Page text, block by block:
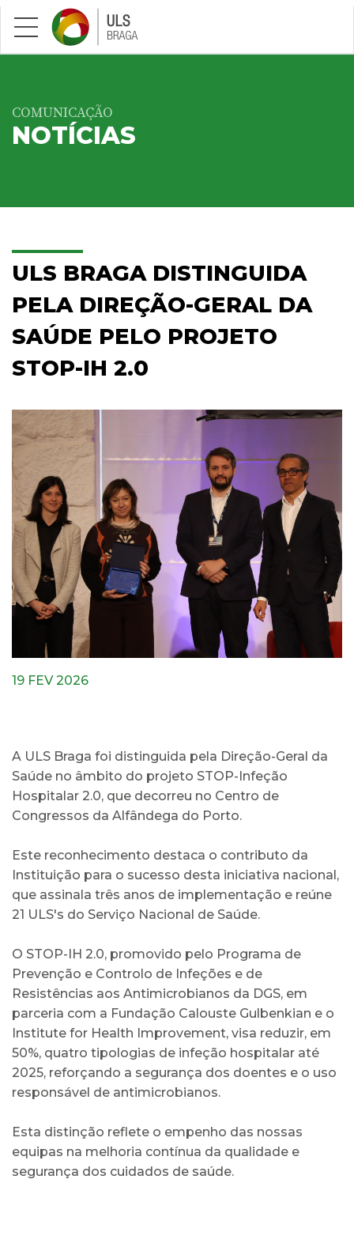
Saltar para conteúdo principal
COMUNICAÇÃO
NOTÍCIAS
ULS BRAGA DISTINGUIDA
PELA DIREÇÃO-GERAL DA
SAÚDE PELO PROJETO
STOP-IH 2.0
19 FEV 2026
A ULS Braga foi distinguida pela Direção-Geral da
Saúde no âmbito do projeto STOP-Infeção
Hospitalar 2.0, que decorreu no Centro de
Congressos da Alfândega do Porto.
Este reconhecimento destaca o contributo da
Instituição para o sucesso desta iniciativa nacional,
que assinala três anos de implementação e reúne
21 ULS's do Serviço Nacional de Saúde.
O STOP-IH 2.0, promovido pelo Programa de
Prevenção e Controlo de Infeções e de
Resistências aos Antimicrobianos da DGS, em
parceria com a Fundação Calouste Gulbenkian e o
Institute for Health Improvement, visa reduzir, em
50%, quatro tipologias de infeção hospitalar até
2025, reforçando a segurança dos doentes e o uso
responsável de antimicrobianos.
Esta distinção reflete o empenho das nossas
equipas na melhoria contínua da qualidade e
segurança dos cuidados de saúde.